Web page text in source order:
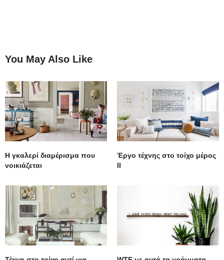
You May Also Like
Η γκαλερί διαμέρισμα που
νοικιάζεται
Έργο τέχνης στο τοίχο μέρος
ΙΙ